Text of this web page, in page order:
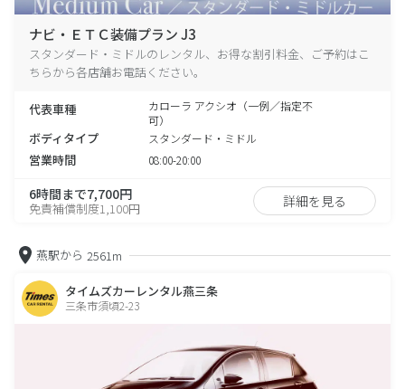
ナビ・ＥＴＣ装備プラン J3
スタンダード・ミドルのレンタル、お得な割引料金、ご予約はこ
ちらから各店舗お電話ください。
代表車種
カローラ アクシオ（一例／指定不
可）
ボディタイプ スタンダード・ミドル
営業時間 08:00-20:00
6時間まで7,700円
免責補償制度1,100円 詳細を見る
燕駅から 2561m
タイムズカーレンタル燕三条
三条市須頃2-23